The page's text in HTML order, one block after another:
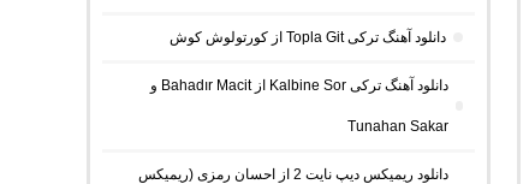
دانلود آهنگ ترکی Topla Git از کورتولوش کوش
دانلود آهنگ ترکی Kalbine Sor از Bahadır Macit و
Tunahan Sakar
دانلود ریمیکس دیپ نایت 2 از احسان رمزی (ریمیکس